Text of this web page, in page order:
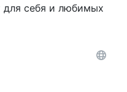
для себя и любимых